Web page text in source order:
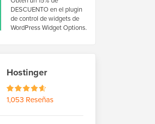
DESCUENTO en el plugin
de control de widgets de
WordPress Widget Options.
Hostinger
1,053 Reseñas